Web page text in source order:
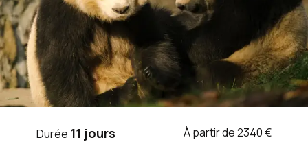
VOYAGE CHINE
Durée 11 jours À partir de 2340 €